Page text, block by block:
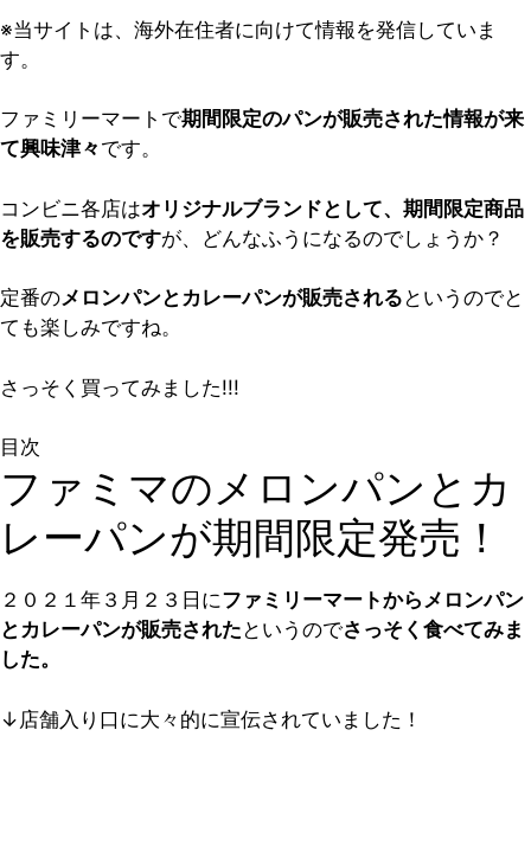
※当サイトは、海外在住者に向けて情報を発信していま
す。
ファミリーマートで期間限定のパンが販売された情報が来
て興味津々 です。
コンビニ各店はオリジナルブランドとして、期間限定商品
を販売するのですが、どんなふうになるのでしょうか？
定番のメロンパンとカレーパンが販売される というのでと
ても楽しみですね。
さっそく買ってみました!!!
目次
ファミマのメロンパンとカ
レーパンが期間限定発売！
２０２１年３月２３日にファミリーマートからメロンパン
とカレーパンが販売された というのでさっそく食べてみま
した。
↓店舗入り口に大々的に宣伝されていました！